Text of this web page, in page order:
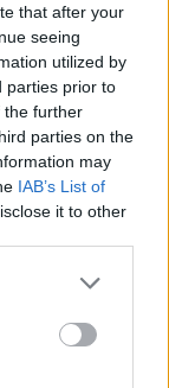
that after your
seeing
utilized by
parties prior to
the further
parties on the
may
IAB’s List of
it to other
more Google
may click to
party tags to
below Google
hogy már a
tól vezessék
egyetlen
Arra
a
a Celeb
Paul